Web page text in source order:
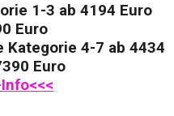
1-3 ab 4194 Euro
Euro
Kategorie 4-7 ab 4434
Euro